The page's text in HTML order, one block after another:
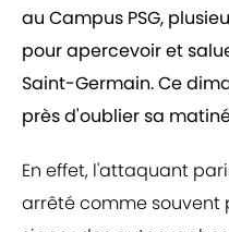
au Campus PSG,
pour apercevoir et
Saint-Germain. Ce
près d'oublier sa
En effet, l'attaquant
arrêté comme souvent